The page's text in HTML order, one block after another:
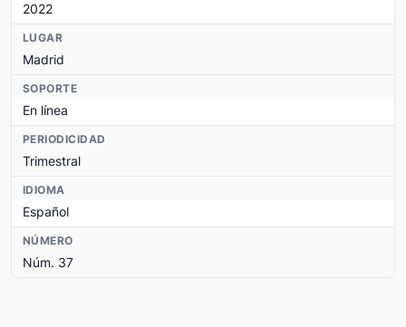
2022
LUGAR
Madrid
SOPORTE
En línea
PERIODICIDAD
Trimestral
IDIOMA
Español
NÚMERO
Núm. 37